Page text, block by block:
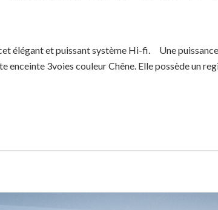
élégant et puissant système Hi-fi. Une
enceinte 3voies couleur Chêne. Elle possède un